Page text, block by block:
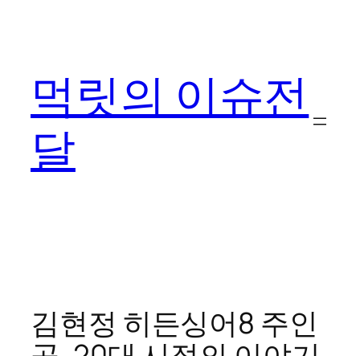
먹릿의 이슈전
달
김현정 히든싱어8 주인